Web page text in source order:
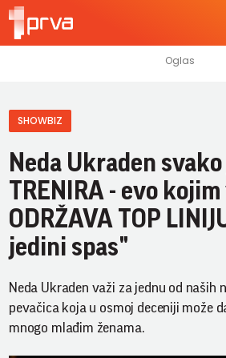
SHOWBIZ
Neda Ukraden
TRENIRA - evo
ODRŽAVA TOP
jedini spas"
Neda Ukraden važi za jednu od naših
pevačica koja u osmoj deceniji može
mnogo mlađim ženama.